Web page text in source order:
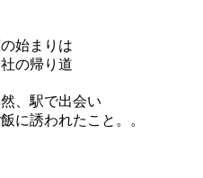
始まりは
の帰り道
、駅で出会い
に誘われたこと。。